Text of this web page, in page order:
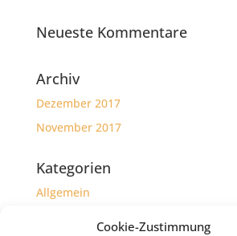
Cookie-Zustimmung
Neueste Kommentare
Archiv
Dezember 2017
November 2017
Kategorien
Allgemein